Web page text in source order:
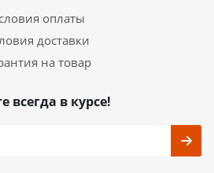
оплаты
доставки
на товар
всегда в курсе!